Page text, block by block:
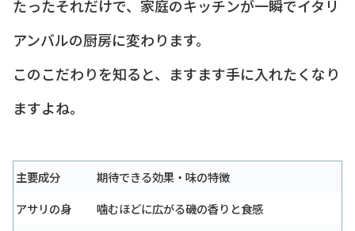
たったそれだけで、家庭のキッチンが一瞬でイタリ
アンバルの厨房に変わります。
このこだわりを知ると、ますます手に入れたくなり
ますよね。
主要成分
期待できる効果・味の特徴
アサリの身
噛むほどに広がる磯の香りと食感